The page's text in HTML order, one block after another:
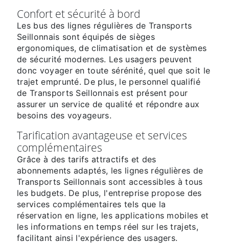
Confort et sécurité à bord
Les bus des lignes régulières de Transports
Seillonnais sont équipés de sièges
ergonomiques, de climatisation et de systèmes
de sécurité modernes. Les usagers peuvent
donc voyager en toute sérénité, quel que soit le
trajet emprunté. De plus, le personnel qualifié
de Transports Seillonnais est présent pour
assurer un service de qualité et répondre aux
besoins des voyageurs.
Tarification avantageuse et services
complémentaires
Grâce à des tarifs attractifs et des
abonnements adaptés, les lignes régulières de
Transports Seillonnais sont accessibles à tous
les budgets. De plus, l'entreprise propose des
services complémentaires tels que la
réservation en ligne, les applications mobiles et
les informations en temps réel sur les trajets,
facilitant ainsi l'expérience des usagers.